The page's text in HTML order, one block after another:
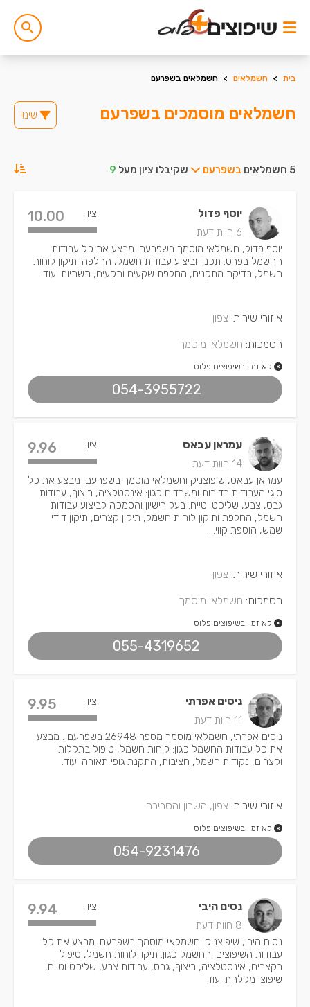
בית > חשמלאים > חשמלאים בשפרעם
חשמלאים מוסמכים בשפרעם שינוי
5 חשמלאים בשפרעם שקיבלו ציון מעל 9
יוסף פדול
6 חוות דעת
ציון: 10.00
יוסף פדול, חשמלאי מוסמך בשפרעם. מבצע את כל עבודות
החשמל בפרט: תכנון וביצוע עבודות חשמל, החלפה ותיקון לוחות
חשמל, בדיקת מתקנים, החלפת שקעים ותקעים, תשתיות ועוד.
איזורי שירות: צפון
הסמכות: חשמלאי מוסמך
לא זמין בשיפוצים פלוס
054-3955722
עמראן עבאס
14 חוות דעת
ציון: 9.96
עמראן עבאס, שיפוצניק וחשמלאי מוסמך בשפרעם. מבצע את כל
סוגי העבודות בדירות ומשרדים כגון: אינסטלציה, ריצוף, עבודות
גבס, צבע, שליכט וטייח. בעל רישיון והסמכה לביצוע עבודות
חשמל, החלפת ותיקון לוחות חשמל, תיקון קצרים, תיקון דודי
שמש, הוספת קווי...
איזורי שירות: צפון
הסמכות: חשמלאי מוסמך
לא זמין בשיפוצים פלוס
055-4319652
ניסים אפרתי
11 חוות דעת
ציון: 9.95
ניסים אפרתי, חשמלאי מוסמך מספר 26948 בשפרעם . מבצע
את כל עבודות החשמל כגון: לוחות חשמל, טיפול בתקלות
וקצרים, נקודות חשמל, חציבות, התקנת גופי תאורה ועוד.
איזורי שירות: צפון, השרון והסביבה
לא זמין בשיפוצים פלוס
054-9231476
נסים היבי
8 חוות דעת
ציון: 9.94
נסים היבי, שיפוצניק וחשמלאי מוסמך בשפרעם. מבצע את כל
עבודות השיפוצים והחשמל כגון: תיקון לוחות חשמל, טיפול
בקצרים, אינסטלציה, ריצוף, גבס, עבודות צבע, שליכט וטייח,
שיפוצי מקלחת ועוד.